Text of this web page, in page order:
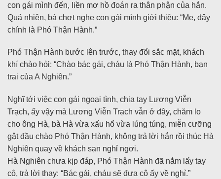
con gái mình đến, liền mơ hồ đoán ra thân phận của hắn.
Quả nhiên, bà chợt nghe con gái mình giới thiệu: “Mẹ, đây
chính là Phó Thận Hành.”
Phó Thận Hành bước lên trước, thay đổi sắc mặt, khách
khí chào hỏi: “Chào bác gái, cháu là Phó Thận Hành, bạn
trai của A Nghiên.”
Nghĩ tới việc con gái ngoại tình, chia tay Lương Viễn
Trạch, ấy vậy mà Lương Viễn Trạch vẫn ở đây, chăm lo
cho ông Hà, bà Hà vừa xấu hổ vừa lúng túng, miễn cưỡng
gật đầu chào Phó Thận Hành, không trả lời hắn rồi thúc Hà
Nghiên quay về khách sạn nghỉ ngơi.
Hà Nghiên chưa kịp đáp, Phó Thận Hành đã nắm lấy tay
cô, trả lời thay: “Bác gái, cháu sẽ đưa cô ấy về nghỉ.”